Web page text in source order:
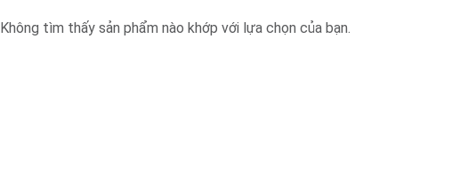
Không tìm thấy sản phẩm nào khớp với lựa chọn của bạn.